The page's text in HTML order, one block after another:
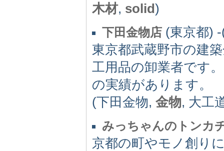
木材, solid)
下田金物店 (東京都)
東京都武蔵野市の建
工用品の卸業者です
の実績があります。
(下田金物, 金物, 大工
みっちゃんのトンカ
京都の町やモノ創り